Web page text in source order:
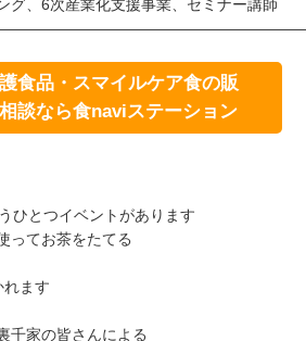
グ、6次産業化支援事業、セミナー講師
食品・スマイルケア食の販
談なら食naviステーション
ひとつイベントがあります
ってお茶をたてる
れます
千家の皆さんによる